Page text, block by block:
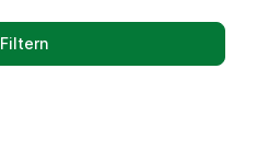
Filtern